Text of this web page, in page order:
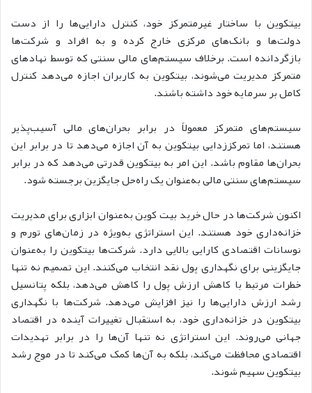
بیتکوین با ساختار غیرمتمرکز خود، کنترل دارایی‌ها را از دست
دولت‌ها و بانک‌های مرکزی خارج کرده و به افراد و شرکت‌ها
بازگردانده است. برخلاف سیستم‌های مالی سنتی که توسط نهادهای
متمرکز مدیریت می‌شوند، بیتکوین به کاربران اجازه می‌دهد کنترل
کامل بر سرمایه خود داشته باشند.
سیستم‌های متمرکز معمولاً در برابر بحران‌های مالی آسیب‌پذیر
هستند، اما تمرکززدایی بیتکوین به آن اجازه می‌دهد تا در برابر این
بحران‌ها مقاوم باشد. این امر به بیتکوین قدرتی می‌دهد که در برابر
سیستم‌های سنتی مالی به‌عنوان یک راه‌حل جایگزین برجسته شود.
اکنون شرکت‌ها در حال خرید بیت کوین به‌عنوان ابزاری برای مدیریت
خزانه‌داری خود هستند. این استراتژی به‌ویژه در زمان‌های تورم و
نوسانات اقتصادی کارایی بالایی دارد. شرکت‌ها بیتکوین را به‌عنوان
جایگزینی برای نگهداری پول نقد انتخاب می‌کنند. این تصمیم نه تنها
خطرات مرتبط با کاهش ارزش پول را کاهش می‌دهد، بلکه پتانسیل
رشد ارزش دارایی‌ها را نیز افزایش می‌دهد. شرکت‌ها با نگهداری
بیتکوین در خزانه‌داری خود، به استقبال تغییرات آینده در اقتصاد
جهانی می‌روند. این استراتژی نه تنها آن‌ها را در برابر تهدیدات
اقتصادی محافظت می‌کند، بلکه به آن‌ها کمک می‌کند تا در موج رشد
بیتکوین سهیم شوند.